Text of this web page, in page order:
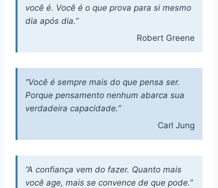
você é. Você é o que prova para si mesmo
dia após dia.”
Robert Greene
“Você é sempre mais do que pensa ser.
Porque pensamento nenhum abarca sua
verdadeira capacidade.”
Carl Jung
“A confiança vem do fazer. Quanto mais
você age, mais se convence de que pode.”